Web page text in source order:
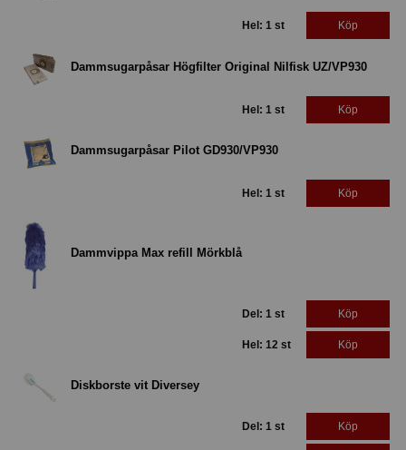
Hel: 1 st Köp
Dammsugarpåsar Högfilter Original Nilfisk UZ/VP930
Hel: 1 st Köp
Dammsugarpåsar Pilot GD930/VP930
Hel: 1 st Köp
Dammvippa Max refill Mörkblå
Del: 1 st Köp
Hel: 12 st Köp
Diskborste vit Diversey
Del: 1 st Köp